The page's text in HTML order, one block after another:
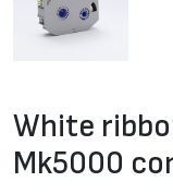
White
Mk5000